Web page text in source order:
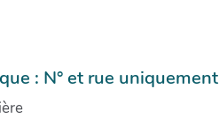
: N° et rue uniquement